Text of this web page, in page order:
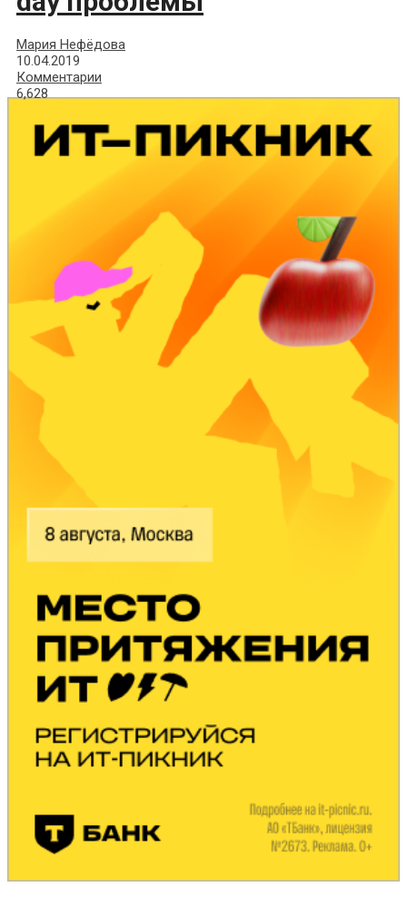
Мария Нефёдова
10.04.2019
Комментарии
6,628